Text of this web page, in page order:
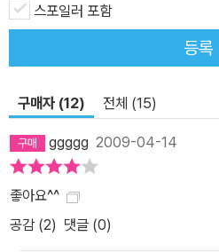
스포일러 포함
등록
구매자 (12) 전체 (15)
ggggg 2009-04-14
좋아요^^
공감 (2) 댓글 (0)